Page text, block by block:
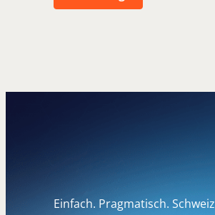
Einfach. Pragmatisch. Schweiz